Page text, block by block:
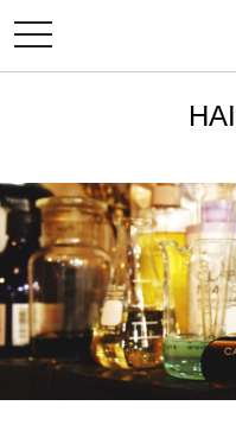
メ
ニ
ュ